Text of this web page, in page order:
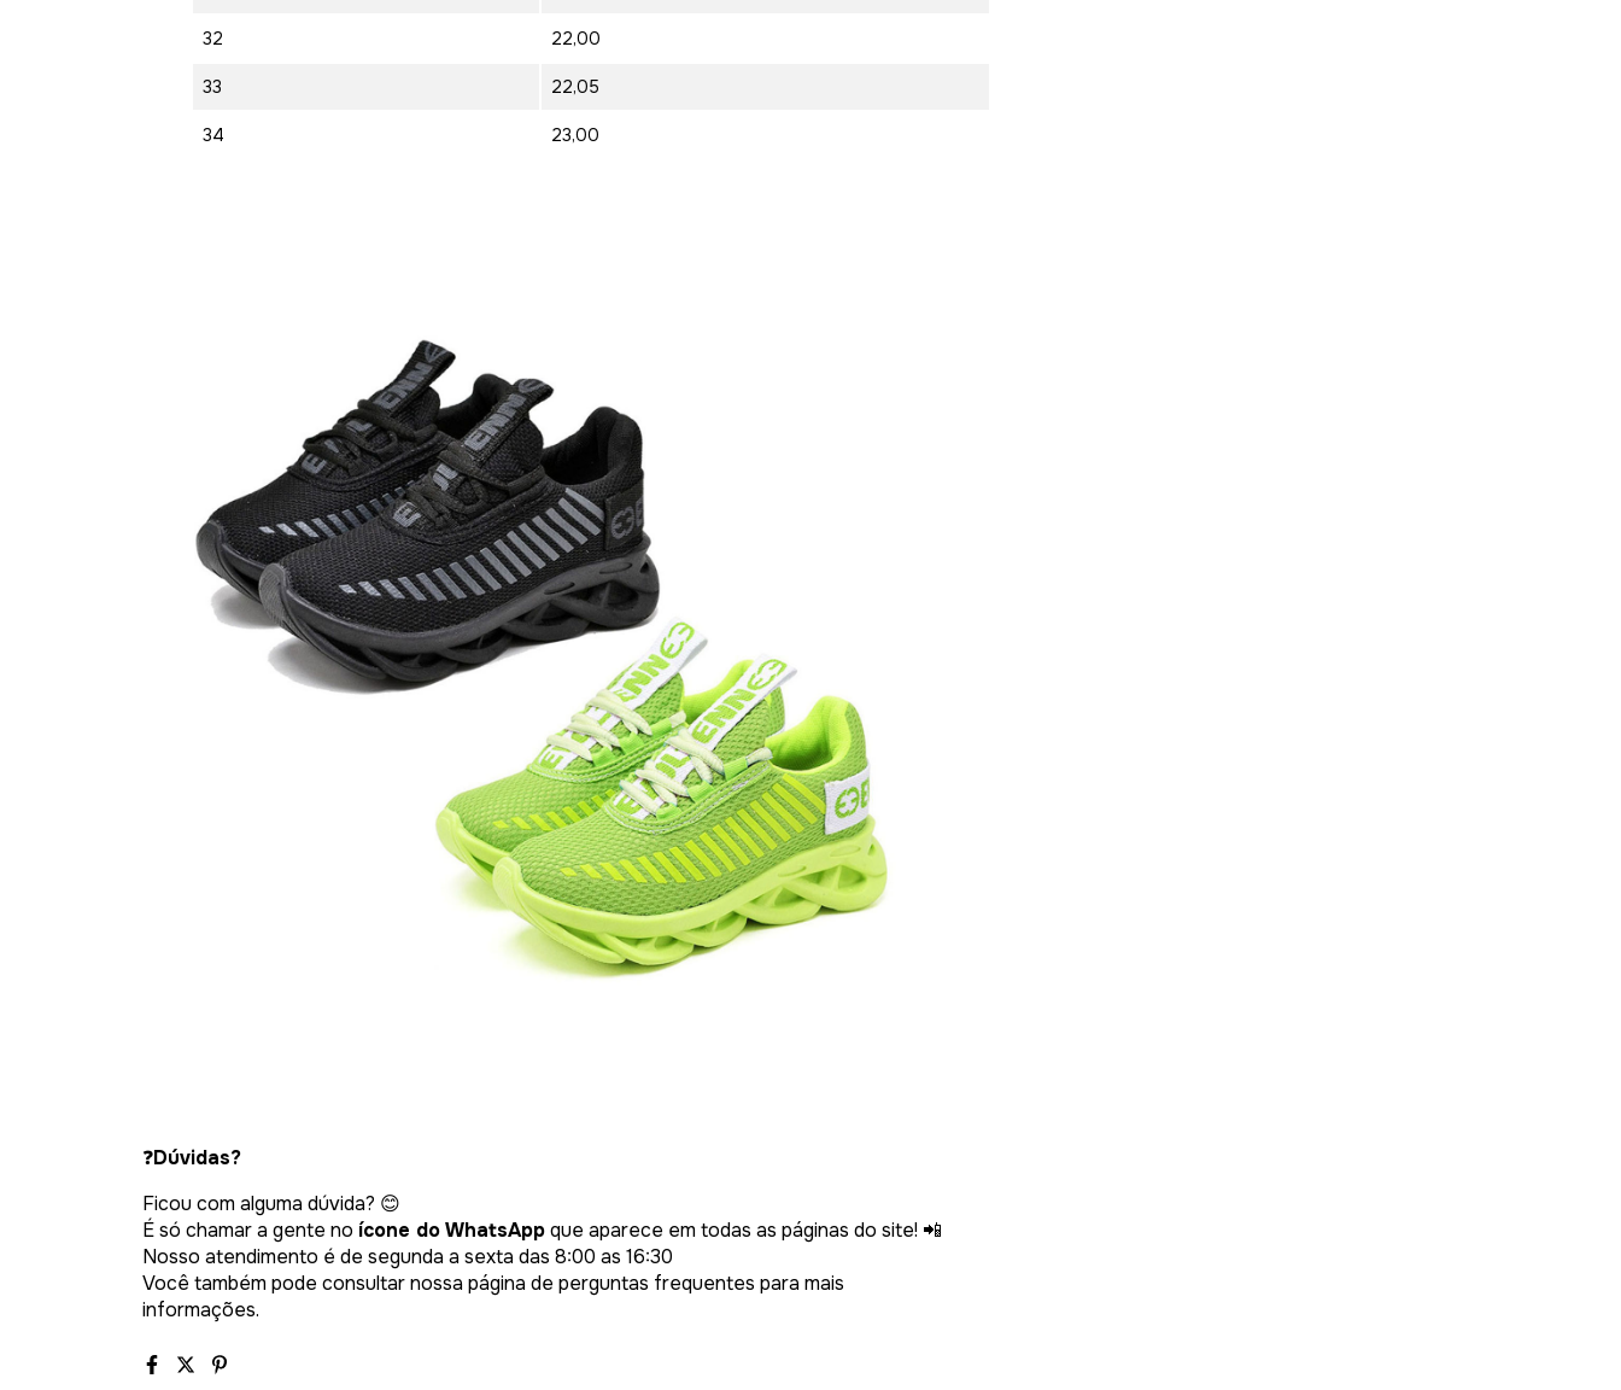
32 22,00
33 22,05
34 23,00
❓Dúvidas?
Ficou com alguma dúvida? 😊
É só chamar a gente no ícone do WhatsAppque aparece em todas as páginas do site! 📲
Nosso atendimento é de segunda a sexta das 8:00 as 16:30
Você também pode consultar nossa página de perguntas frequentes para mais
informações.